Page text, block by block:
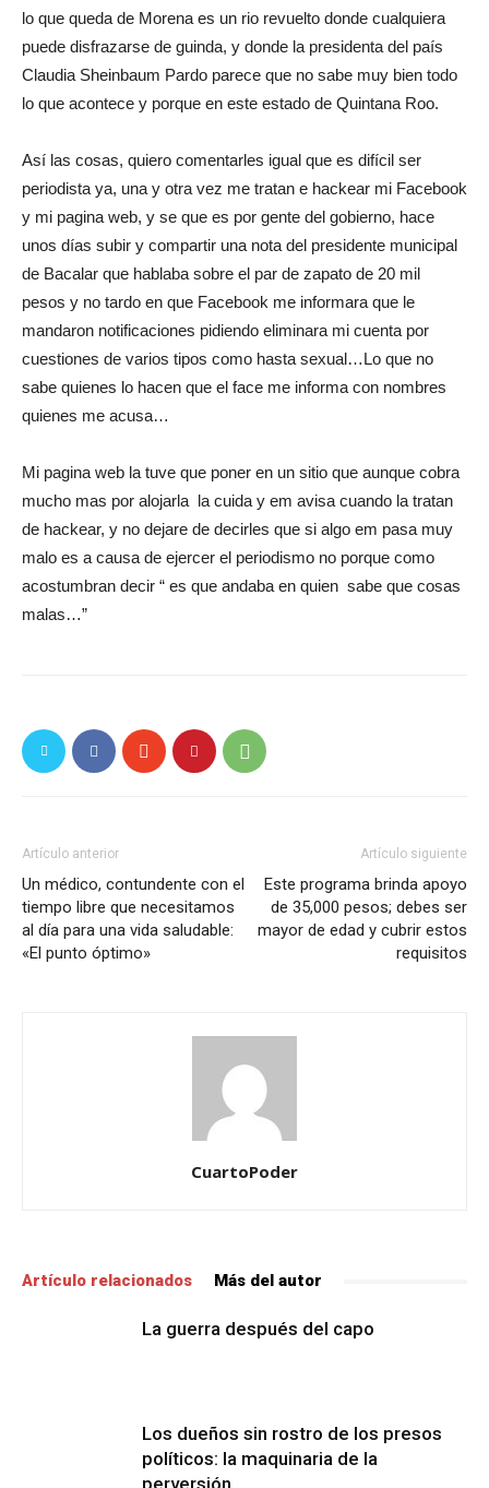
lo que queda de Morena es un rio revuelto donde cualquiera
puede disfrazarse de guinda, y donde la presidenta del país
Claudia Sheinbaum Pardo parece que no sabe muy bien todo
lo que acontece y porque en este estado de Quintana Roo.
Así las cosas, quiero comentarles igual que es difícil ser
periodista ya, una y otra vez me tratan e hackear mi Facebook
y mi pagina web, y se que es por gente del gobierno, hace
unos días subir y compartir una nota del presidente municipal
de Bacalar que hablaba sobre el par de zapato de 20 mil
pesos y no tardo en que Facebook me informara que le
mandaron notificaciones pidiendo eliminara mi cuenta por
cuestiones de varios tipos como hasta sexual…Lo que no
sabe quienes lo hacen que el face me informa con nombres
quienes me acusa…
Mi pagina web la tuve que poner en un sitio que aunque cobra
mucho mas por alojarla la cuida y em avisa cuando la tratan
de hackear, y no dejare de decirles que si algo em pasa muy
malo es a causa de ejercer el periodismo no porque como
acostumbran decir “ es que andaba en quien sabe que cosas
malas…”
Artículo anterior
Un médico, contundente con el
tiempo libre que necesitamos
al día para una vida saludable:
«El punto óptimo»
Artículo siguiente
Este programa brinda apoyo
de 35,000 pesos; debes ser
mayor de edad y cubrir estos
requisitos
CuartoPoder
Artículo relacionados Más del autor
La guerra después del capo
Los dueños sin rostro de los presos
políticos: la maquinaria de la
perversión